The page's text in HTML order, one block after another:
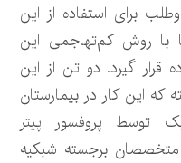
۲۰ بیمار داوطلب برای استفاده از این
با روش کم‌تهاجمی این
قرار گیرد. دو تن از این
که این کار در بیمارستان
توسط پروفسور پیتر
برجسته شبکیه